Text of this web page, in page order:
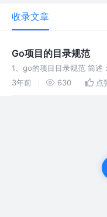
收录文章
Go项目的目录规范
1、go的项目目录规范 简述
的，并不是语言本身可以决
3年前 630 点